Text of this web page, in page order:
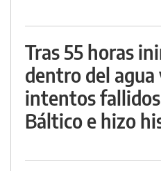
Tras 55 horas
dentro del
intentos
Báltico e hizo